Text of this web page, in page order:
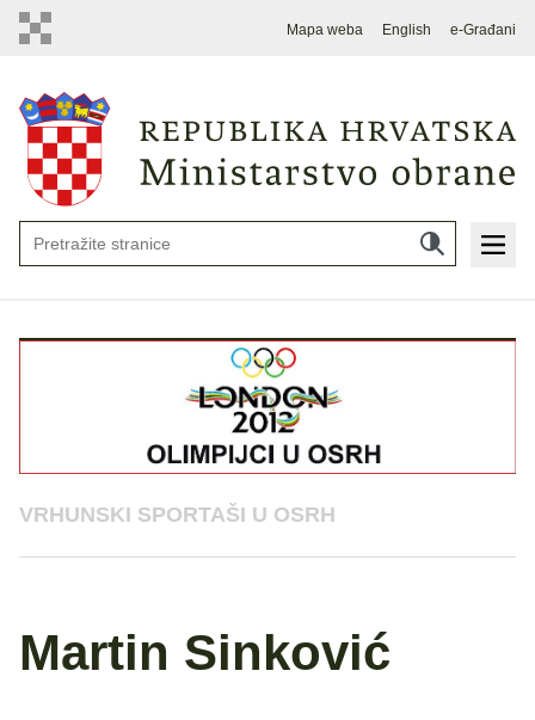
Mapa weba English e-Građani
VRHUNSKI SPORTAŠI U OSRH
Martin Sinković